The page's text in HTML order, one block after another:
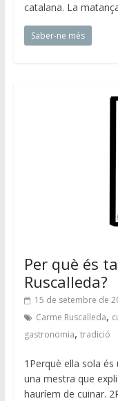
catalana. La
Saber-ne més
Per què és
Ruscalleda?
15 de setembre de
Carme Ruscalleda,
gastronomia, tradició
1Perquè ella sola és
una mestra que
hauríem de cuinar.